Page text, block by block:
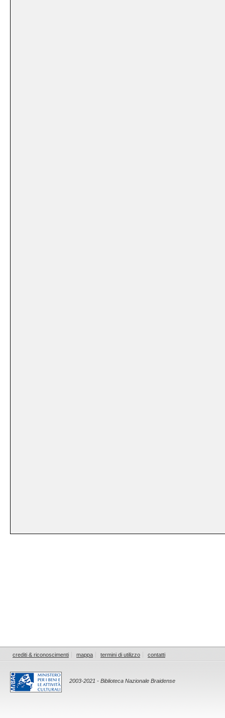
crediti & riconoscimenti mappa termini di utilizzo contatti
2003-2021 - Biblioteca Nazionale Braidense